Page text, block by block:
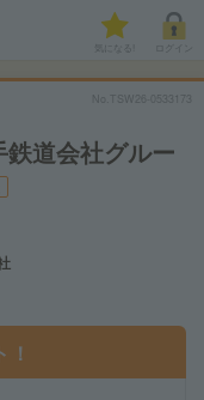
気になる!
No.TSW26-0533173
道会社グルー